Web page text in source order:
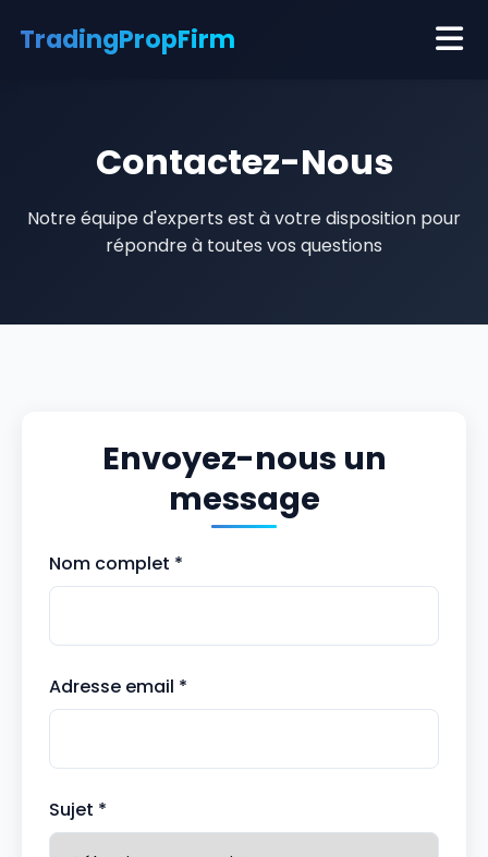
TradingPropFirm
À propos
Contactez-Nous
Notre équipe d'experts est à votre disposition pour
répondre à toutes vos questions
Envoyez-nous un
message
Nom complet *
Adresse email *
Sujet *